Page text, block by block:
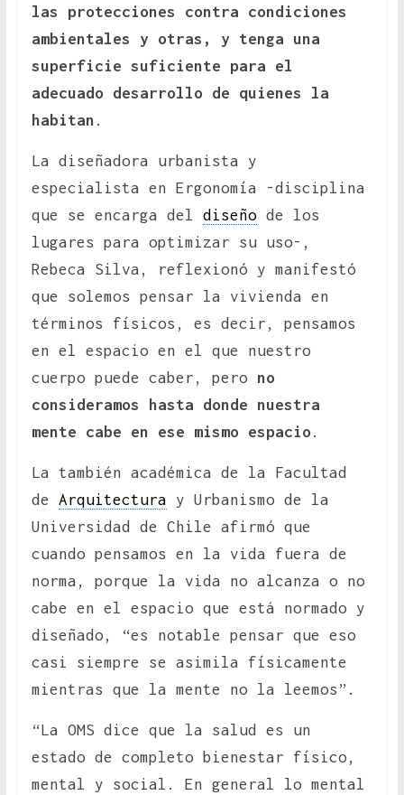
las protecciones contra condiciones
ambientales y otras, y tenga una
superficie suficiente para el
adecuado desarrollo de quienes la
habitan .
La diseñadora urbanista y
especialista en Ergonomía -disciplina
que se encarga del diseñode los
lugares para optimizar su uso-,
Rebeca Silva, reflexionó y manifestó
que solemos pensar la vivienda en
términos físicos, es decir, pensamos
en el espacio en el que nuestro
cuerpo puede caber, pero no
consideramos hasta donde nuestra
mente cabe en ese mismo espacio .
La también académica de la Facultad
de Arquitectura y Urbanismo de la
Universidad de Chile afirmó que
cuando pensamos en la vida fuera de
norma, porque la vida no alcanza o no
cabe en el espacio que está normado y
diseñado, “es notable pensar que eso
casi siempre se asimila físicamente
mientras que la mente no la leemos”.
“La OMS dice que la salud es un
estado de completo bienestar físico,
mental y social. En general lo mental